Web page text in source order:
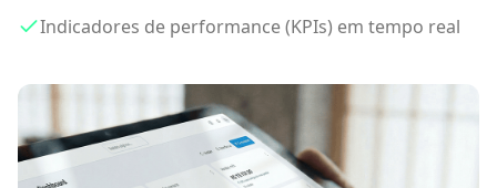
Indicadores de performance (KPIs) em tempo real